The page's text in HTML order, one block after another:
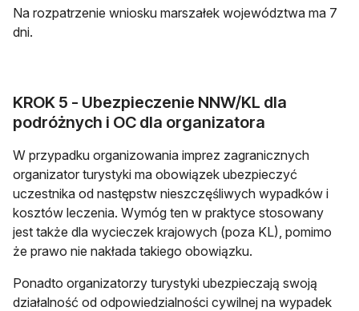
Na rozpatrzenie wniosku marszałek województwa ma 7
dni.
KROK 5 - Ubezpieczenie NNW/KL dla
podróżnych i OC dla organizatora
W przypadku organizowania imprez zagranicznych
organizator turystyki ma obowiązek ubezpieczyć
uczestnika od następstw nieszczęśliwych wypadków i
kosztów leczenia. Wymóg ten w praktyce stosowany
jest także dla wycieczek krajowych (poza KL), pomimo
że prawo nie nakłada takiego obowiązku.
Ponadto organizatorzy turystyki ubezpieczają swoją
działalność od odpowiedzialności cywilnej na wypadek